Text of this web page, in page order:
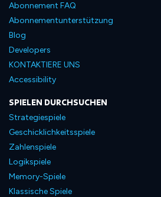
Abonnement FAQ
Abonnementunterstützung
Blog
Developers
KONTAKTIERE UNS
Accessibility
SPIELEN DURCHSUCHEN
Strategiespiele
Geschicklichkeitsspiele
Zahlenspiele
Logikspiele
Memory-Spiele
Klassische Spiele